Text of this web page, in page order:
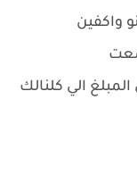
واكفين
الي كلنالك